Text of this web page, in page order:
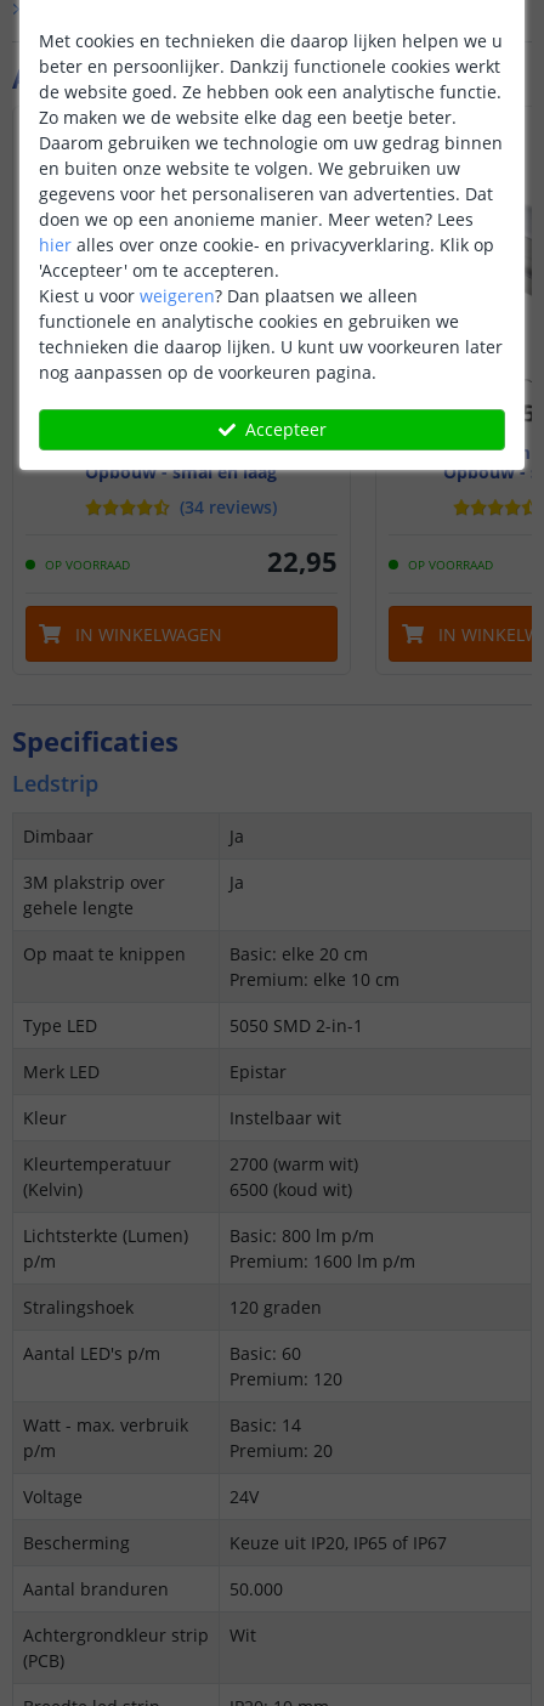
Aanvullende producten
2M - compleet profiel
Opbouw - smal en laag
(34 reviews)
OP VOORRAAD 22,95
IN WINKELWAGEN
2M -
Opbouw -
OP VOORRAAD
IN
Specificaties
Ledstrip
Dimbaar
Ja
3M plakstrip over
gehele lengte
Ja
Op maat te knippen
Basic: elke 20 cm
Premium: elke 10 cm
Type LED
5050 SMD 2-in-1
Merk LED
Epistar
Kleur
Instelbaar wit
Kleurtemperatuur
(Kelvin)
2700 (warm wit)
6500 (koud wit)
Lichtsterkte (Lumen)
p/m
Basic: 800 lm p/m
Premium: 1600 lm p/m
Stralingshoek
120 graden
Aantal LED's p/m
Basic: 60
Premium: 120
Watt - max. verbruik
p/m
Basic: 14
Premium: 20
Voltage
24V
Bescherming
Keuze uit IP20, IP65 of IP67
Aantal branduren
50.000
Achtergrondkleur strip
(PCB)
Wit
Met cookies en technieken die daarop lijken helpen we u
beter en persoonlijker. Dankzij functionele cookies werkt
de website goed. Ze hebben ook een analytische functie.
Zo maken we de website elke dag een beetje beter.
Daarom gebruiken we technologie om uw gedrag binnen
en buiten onze website te volgen. We gebruiken uw
gegevens voor het personaliseren van advertenties. Dat
doen we op een anonieme manier. Meer weten? Lees
hier alles over onze cookie- en privacyverklaring. Klik op
'Accepteer' om te accepteren.
Kiest u voor weigeren? Dan plaatsen we alleen
functionele en analytische cookies en gebruiken we
technieken die daarop lijken. U kunt uw voorkeuren later
nog aanpassen op de voorkeuren pagina.
Accepteer